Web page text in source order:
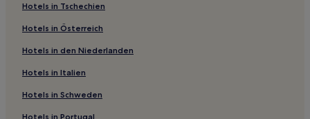
Sant Esteve Sesrovires Hotels
Ca n'Amat Hotels
Alt Penedès: Hotels
Ca l'Avi: Hotels
Hotels nahe Weingut Albert I Noya
Can Macià: Hotels
Hotels in Tschechien
Hotels in Österreich
Hotels in den Niederlanden
Hotels in Italien
Hotels in Schweden
Hotels in Portugal